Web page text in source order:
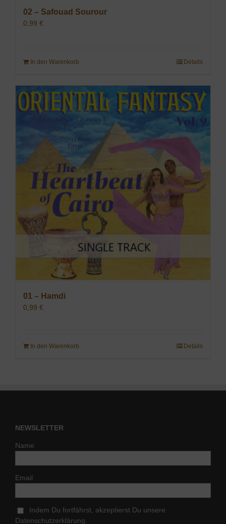
02 – Safouad Sourour
0,99 €
In den Warenkorb Details
01 – Hamdi
0,99 €
In den Warenkorb Details
NEWSLETTER
Name
Email
Indem Du fortfährst, akzeptierst Du unsere
Datenschutzerklärung.